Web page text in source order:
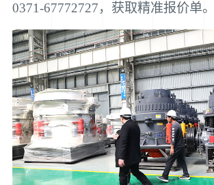
0371-67772727，获取精准报价单。